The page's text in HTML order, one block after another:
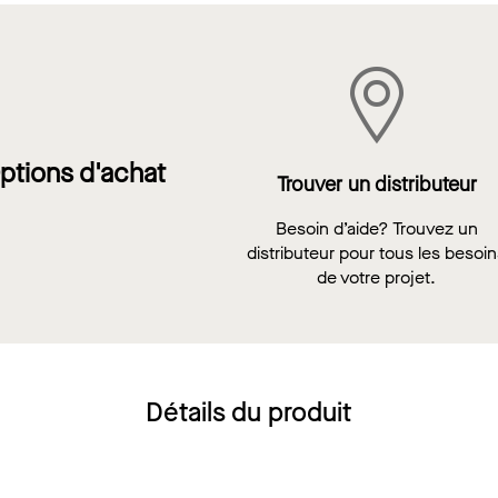
d'achat Trouver un distributeur
Besoin d’aide? Trouvez un
distributeur pour tous les
de votre projet.
Détails du produit